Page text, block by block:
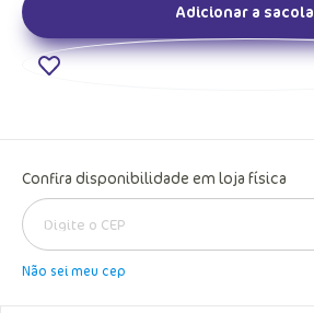
Adicionar a sacola
Confira disponibilidade em loja física
Não sei meu cep